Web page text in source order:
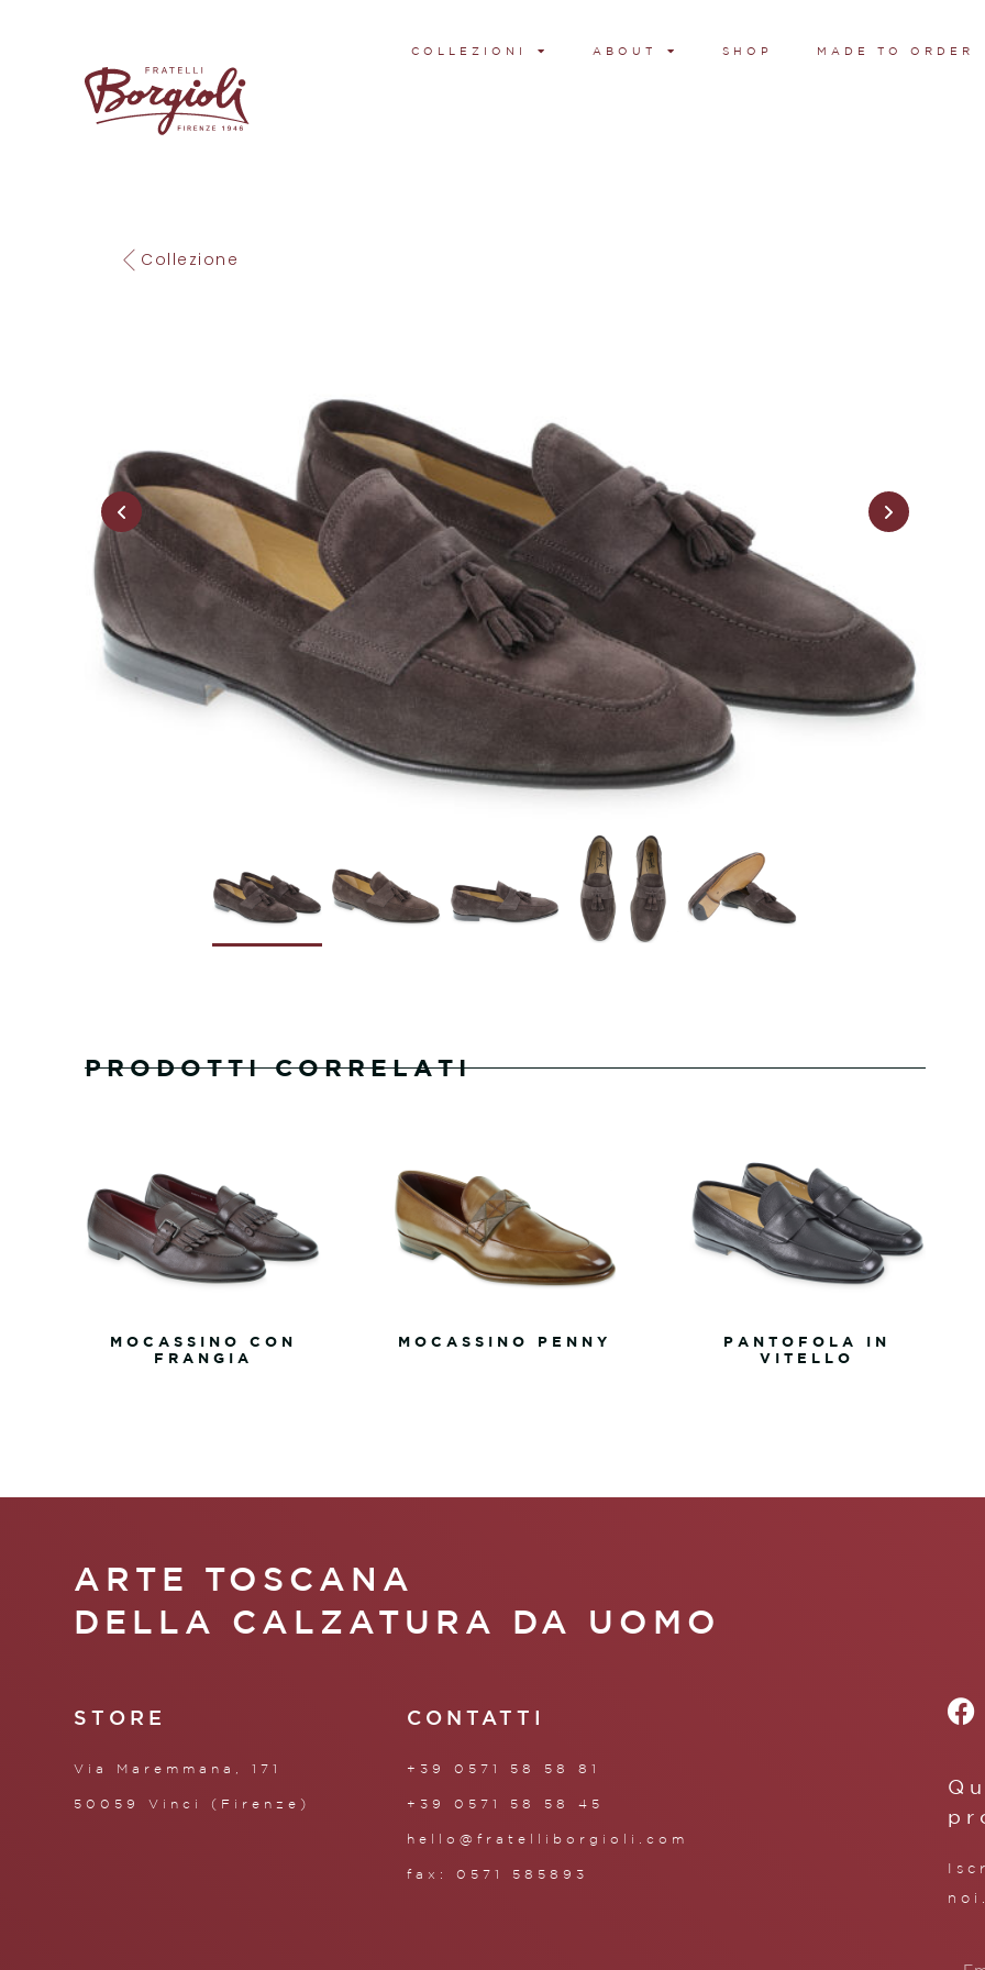
COLLEZIONI ABOUT SHOP MADE TO ORDER
Collezione
PRODOTTI CORRELATI
MOCASSINO CON
FRANGIA
MOCASSINO PENNY
PANTOFOLA IN
VITELLO
ARTE TOSCANA
DELLA CALZATURA DA UOMO
STORE
Via Maremmana, 171
50059 Vinci (Firenze)
CONTATTI
+39 0571 58 58 81
+39 0571 58 58 45
hello@fratelliborgioli.com
fax: 0571 585893
noi.